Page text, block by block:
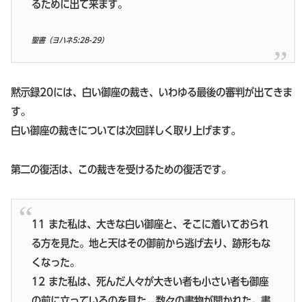
るために出て来ます。
聖書（ヨハネ5:28-29）
黙示録20には、白い御座の裁き、いわゆる最後の審判が出てきま
す。
白い御座の裁きについては次回詳しく取り上げます。
第二の復活は、この裁きを受けるための復活です。
11 また私は、大きな白い御座と、そこに着いておられ
る方を見た。地と天はその御前から逃げ去り、跡形もな
くなった。
12 また私は、死んだ人々が大きい者も小さい者も御座